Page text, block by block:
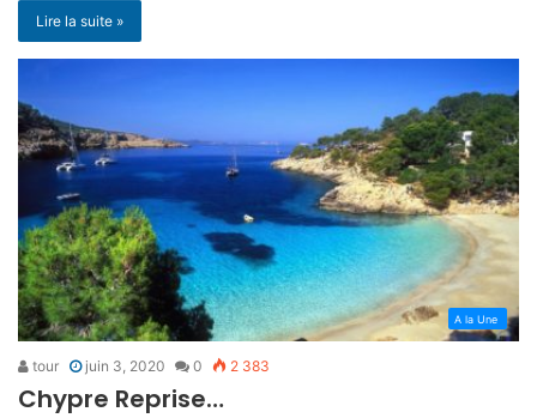
Lire la suite »
A la Une
tour juin 3, 2020 0 2 383
Chypre Reprise…